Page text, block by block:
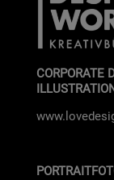
CORPORATE